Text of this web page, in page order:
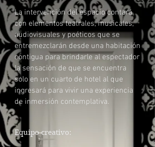
La intervención del espacio contará
con elementos teatrales, musicales,
audiovisuales y poéticos que se
entremezclarán desde una habitación
contigua para brindarle al espectador
la sensación de que se encuentra
solo en un cuarto de hotel al que
ingresará para vivir una experiencia
de inmersión contemplativa.
Equipo creativo: